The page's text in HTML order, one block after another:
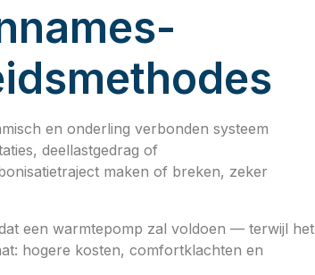
en onderling verbonden systeem
deellastgedrag of
maken of breken, zeker
een warmtepomp zal voldoen — terwijl het
hogere kosten, comfortklachten en